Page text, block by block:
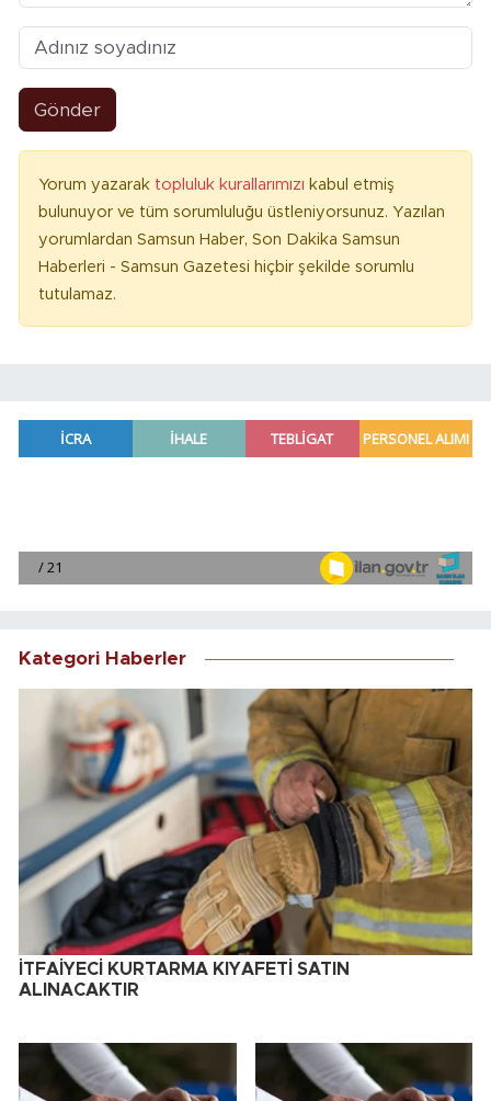
Gönder
Yorum yazarak topluluk kurallarımızı kabul etmiş
bulunuyor ve tüm sorumluluğu üstleniyorsunuz. Yazılan
yorumlardan Samsun Haber, Son Dakika Samsun
Haberleri - Samsun Gazetesi hiçbir şekilde sorumlu
tutulamaz.
Kategori Haberler
İTFAİYECİ KURTARMA KIYAFETİ SATIN
ALINACAKTIR